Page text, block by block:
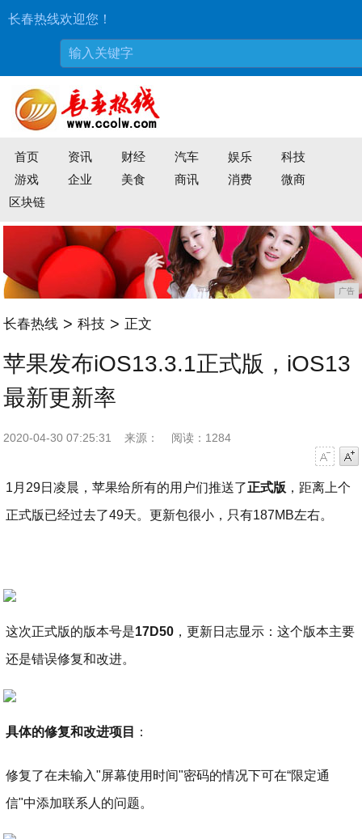
长春热线欢迎您！
首页 资讯 财经 汽车 娱乐
科技
游戏
企业 美食 商讯 消费
微商
区块链
广告
长春热线 > 科技 > 正文
苹果发布iOS13.3.1正式版，iOS13
最新更新率
2020-04-30 07:25:31 来源：
阅读：1284
1月29日凌晨，苹果给所有的用户们推送了正式版 ，距离上个
正式版已经过去了49天。更新包很小，只有187MB左右。
这次正式版的版本号是17D50 ，更新日志显示：这个版本主要
还是错误修复和改进。
具体的修复和改进项目 ：
修复了在未输入"屏幕使用时间"密码的情况下可在“限定通
信"中添加联系人的问题。